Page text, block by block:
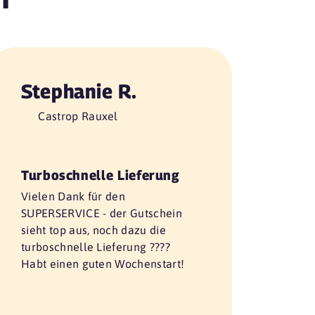
Stephanie R.
Castrop Rauxel
Turboschnelle Lieferung
Vielen Dank für den
SUPERSERVICE - der Gutschein
sieht top aus, noch dazu die
turboschnelle Lieferung ????
Habt einen guten Wochenstart!